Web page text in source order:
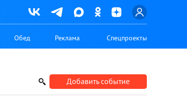
Обед Реклама Спецпроекты
Добавить событие